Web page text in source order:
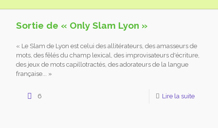
Sortie de « Only Slam Lyon »
« Le Slam de Lyon est celui des allitérateurs, des amasseurs de
mots, des fêlés du champ lexical, des improvisateurs d'écriture,
des jeux de mots capillotractés, des adorateurs de la langue
française... »
6 Lire la suite